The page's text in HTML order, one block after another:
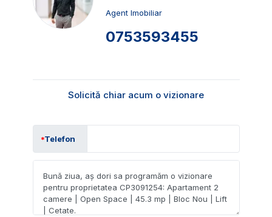
Agent Imobiliar
0753593455
Solicită chiar acum o vizionare
Telefon